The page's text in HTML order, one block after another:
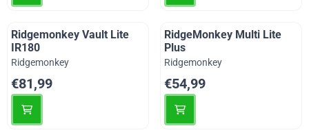
Ridgemonkey Vault Lite
IR180
Merk:
Ridgemonkey
Prijs: 81,99
€81,99
RidgeMonkey Multi Lite
Plus
Merk:
Ridgemonkey
Prijs: 54,99
€54,99